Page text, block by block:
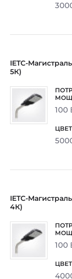
IETC-
5К)
100
IETC-
4К)
100